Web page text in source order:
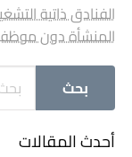
الفنادق ذاتية
المنشأة دون
أحدث المقالات